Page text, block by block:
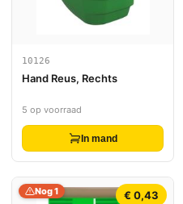
10126
Hand Reus, Rechts
5 op voorraad
In mand
€ 0,43
Nog 1